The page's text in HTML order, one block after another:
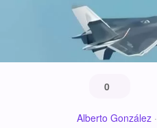
0
Alberto González·